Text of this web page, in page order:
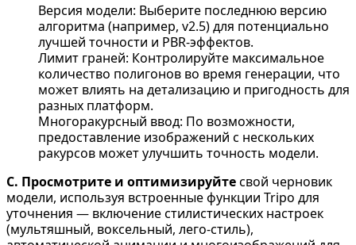
Версия модели: Выберите последнюю версию
алгоритма (например, v2.5) для потенциально
лучшей точности и PBR-эффектов.
Лимит граней: Контролируйте максимальное
количество полигонов во время генерации, что
может влиять на детализацию и пригодность для
разных платформ.
Многоракурсный ввод: По возможности,
предоставление изображений с нескольких
ракурсов может улучшить точность модели.
C. Просмотрите и оптимизируйтесвой черновик
модели, используя встроенные функции Tripo для
уточнения — включение стилистических настроек
(мультяшный, воксельный, лего-стиль),